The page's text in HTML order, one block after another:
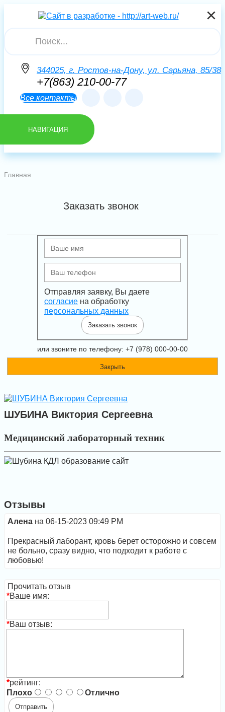
344025, г. Ростов-на-Дону, ул. Сарьяна, 85/38
+7(863) 210-00-77
Все контакты
НАВИГАЦИЯ
Главная
×
Заказать звонок
Отправляя заявку, Вы даете
согласие на обработку
персональных данных
Заказать звонок
или звоните по телефону: +7 (978) 000-00-00
Закрыть
ШУБИНА Виктория Сергеевна
Медицинский лабораторный техник
Отзывы
Алена на 06-15-2023 09:49 PM
Прекрасный лаборант, кровь берет осторожно и совсем
не больно, сразу видно, что подходит к работе с
любовью!
Прочитать отзыв
*Ваше имя:
*Ваш отзыв:
*рейтинг:
Плохо
Отлично
×
×